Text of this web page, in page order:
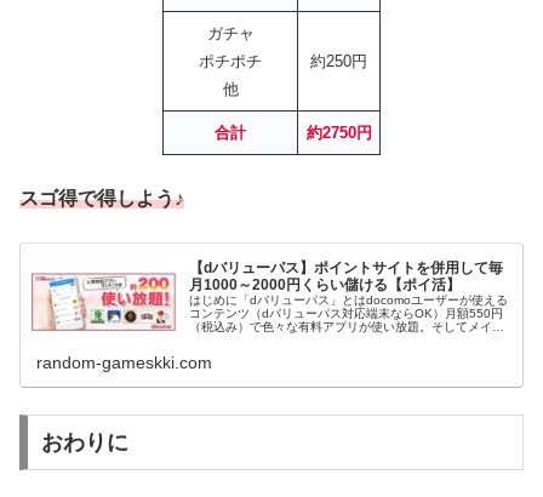
ガチャ
ポチポチ
他
約250円
合計 約2750円
スゴ得で得しよう♪
【dバリューパス】ポイントサイトを併用して毎
月1000～2000円くらい儲ける【ポイ活】
はじめに「dバリューパス」とはdocomoユーザーが使える
コンテンツ（dバリューパス対応端末ならOK）月額550円
（税込み）で色々な有料アプリが使い放題。そしてメイン
random-gameskki.com
おわりに